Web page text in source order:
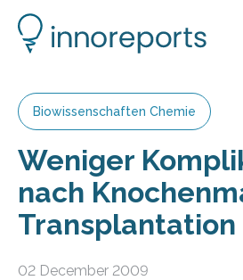
Biowissenschaften Chemie
Weniger
nach
Transplantation
02 December 2009